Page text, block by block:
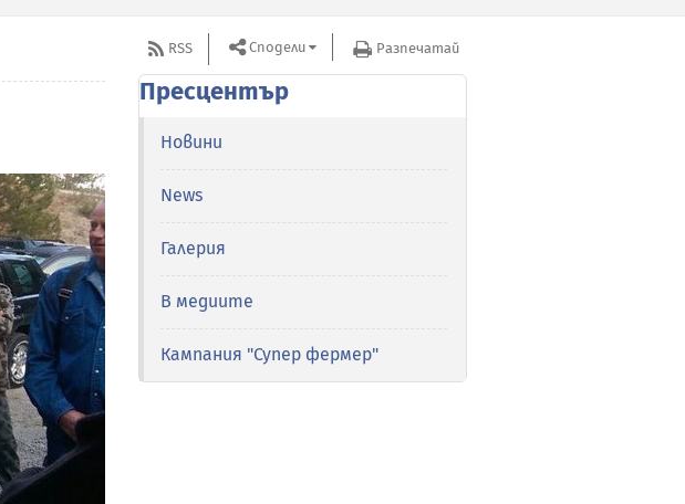
RSS Сподели Разпечатай
Пресцентър
Новини
News
Галерия
В медиите
Кампания "Супер фермер"